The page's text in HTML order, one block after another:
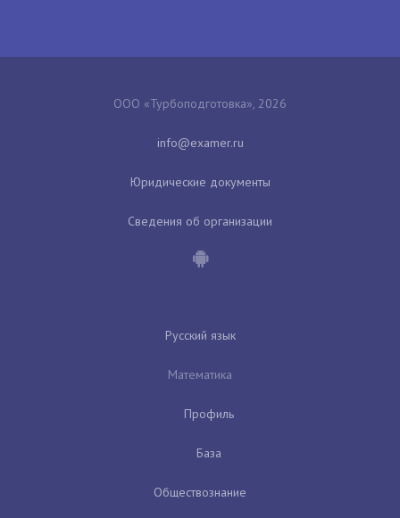
ООО «Турбоподготовка», 2026
Юридические документы
Сведения об организации
Русский язык
Математика
Профиль
База
Обществознание